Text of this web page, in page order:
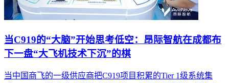
当C919的“大脑”开始思考低空：昂际智航在成都布
下一盘“大飞机技术下沉”的棋
当中国商飞的一级供应商把C919项目积累的Tier 1级系统集